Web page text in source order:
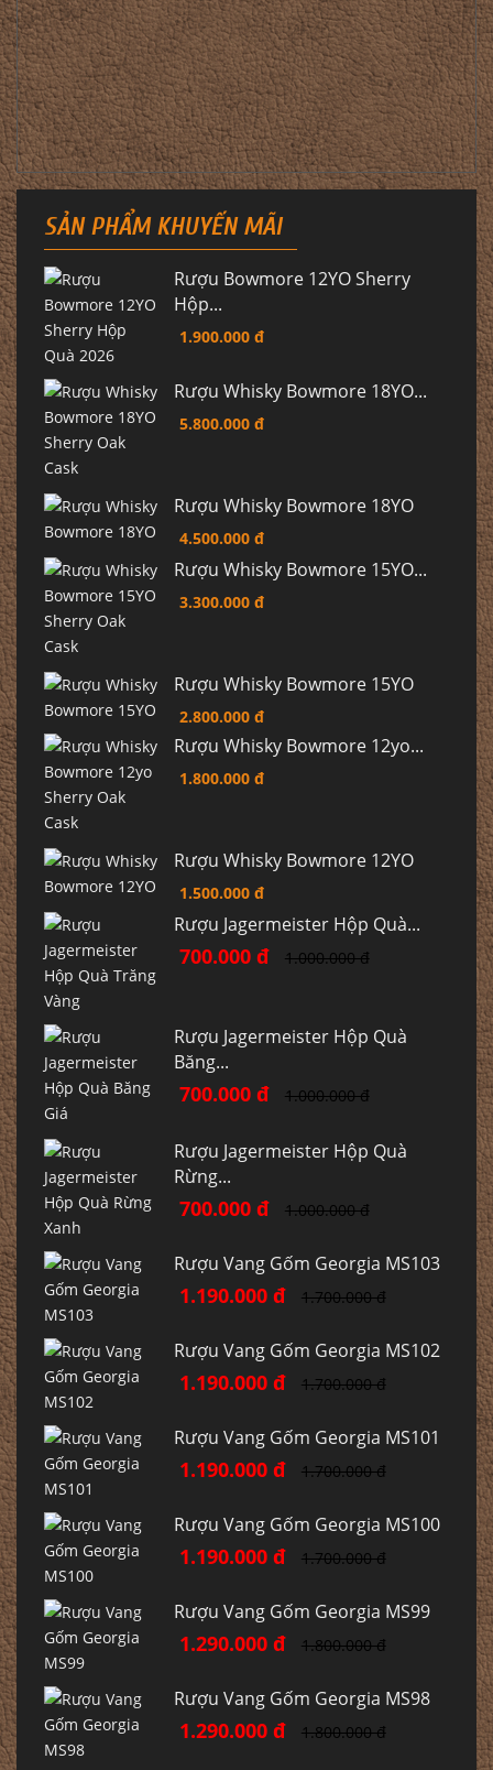
SẢN PHẨM KHUYẾN MÃI
Rượu Bowmore 12YO Sherry
Hộp...
1.900.000 đ
Rượu Whisky Bowmore 18YO...
5.800.000 đ
Rượu Whisky Bowmore 18YO
4.500.000 đ
Rượu Whisky Bowmore 15YO...
3.300.000 đ
Rượu Whisky Bowmore 15YO
2.800.000 đ
Rượu Whisky Bowmore 12yo...
1.800.000 đ
Rượu Whisky Bowmore 12YO
1.500.000 đ
Rượu Jagermeister Hộp Quà...
700.000 đ 1.000.000 đ
Rượu Jagermeister Hộp Quà
Băng...
700.000 đ 1.000.000 đ
Rượu Jagermeister Hộp Quà
Rừng...
700.000 đ 1.000.000 đ
Rượu Vang Gốm Georgia MS103
1.190.000 đ 1.700.000 đ
Rượu Vang Gốm Georgia MS102
1.190.000 đ 1.700.000 đ
Rượu Vang Gốm Georgia MS101
1.190.000 đ 1.700.000 đ
Rượu Vang Gốm Georgia MS100
1.190.000 đ 1.700.000 đ
Rượu Vang Gốm Georgia MS99
1.290.000 đ 1.800.000 đ
Rượu Vang Gốm Georgia MS98
1.290.000 đ 1.800.000 đ